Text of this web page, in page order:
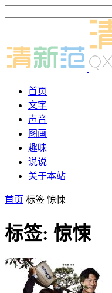
首页
文字
声音
图画
趣味
说说
关于本站
首页 标签 惊悚
标签: 惊悚